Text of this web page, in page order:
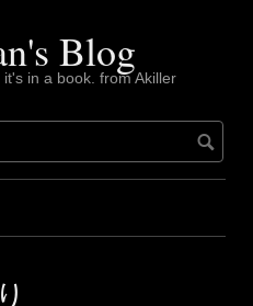
Blog
in a book. from Akiller